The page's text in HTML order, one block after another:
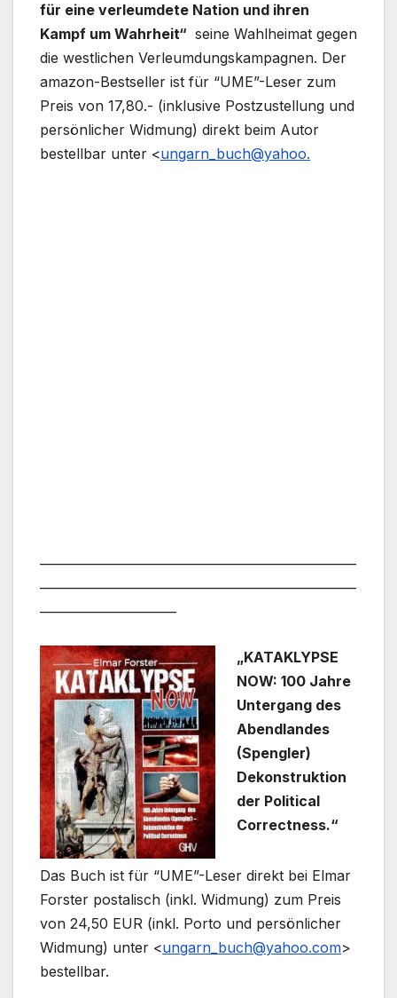
für eine verleumdete Nation und ihren
Kampf um Wahrheit“ seine Wahlheimat gegen
die westlichen Verleumdungskampagnen. Der
amazon-Bestseller ist für “UME”-Leser zum
Preis von 17,80.- (inklusive Postzustellung und
persönlicher Widmung) direkt beim Autor
bestellbar unter <ungarn_buch@yahoo.
„KATAKLYPSE
NOW: 100 Jahre
Untergang des
Abendlandes
(Spengler)
Dekonstruktion
der Political
Correctness.“
Das Buch ist für “UME”-Leser direkt bei Elmar
Forster postalisch (inkl. Widmung) zum Preis
von 24,50 EUR (inkl. Porto und persönlicher
Widmung) unter <ungarn_buch@yahoo.com>
bestellbar.